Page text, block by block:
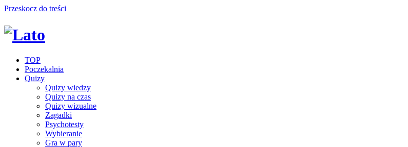
Przeskocz do treści
TOP
Poczekalnia
Quizy
Quizy wiedzy
Quizy na czas
Quizy wizualne
Zagadki
Psychotesty
Wybieranie
Gra w pary